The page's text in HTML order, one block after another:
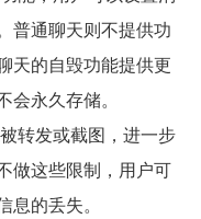
普通聊天则不提供功
天的自毁功能提供更
永久存储。
转发或截图，进一步
做这些限制，用户可
的丢失。